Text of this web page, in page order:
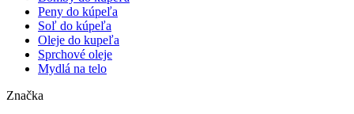
Peny do kúpeľa
Soľ do kúpeľa
Oleje do kupeľa
Sprchové oleje
Mydlá na telo
Značka